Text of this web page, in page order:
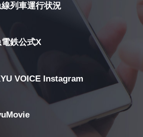
列車運行状況
鉄公式X
VOICE Instagram